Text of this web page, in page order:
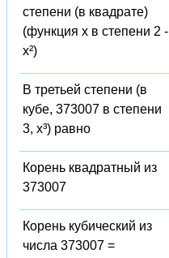
степени (в квадрате)
(функция x в степени 2 -
x²)
В третьей степени (в
кубе, 373007 в степени
3, x³) равно
Корень квадратный из
373007
Корень кубический из
числа 373007 =